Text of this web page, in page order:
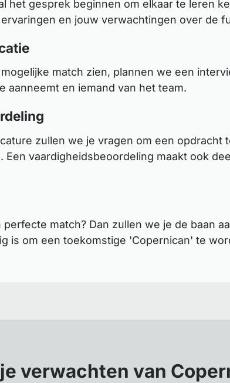
het gesprek beginnen om elkaar te leren
en jouw verwachtingen over de
match zien, plannen we een
aanneemt en iemand van het team.
zullen we je vragen om een opdracht
Een vaardigheidsbeoordeling maakt ook
match? Dan zullen we je de baan
is om een toekomstige 'Copernican' te
verwachten van